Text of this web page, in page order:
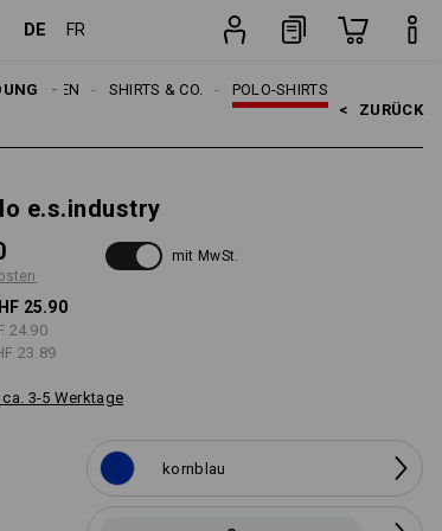
DE FR
POLO-SHIRTS
SHIRTS & CO.
HERREN
< ZURÜCK
e.s.industry
mit MwSt.
25.90
24.90
23.89
3-5 Werktage
kornblau